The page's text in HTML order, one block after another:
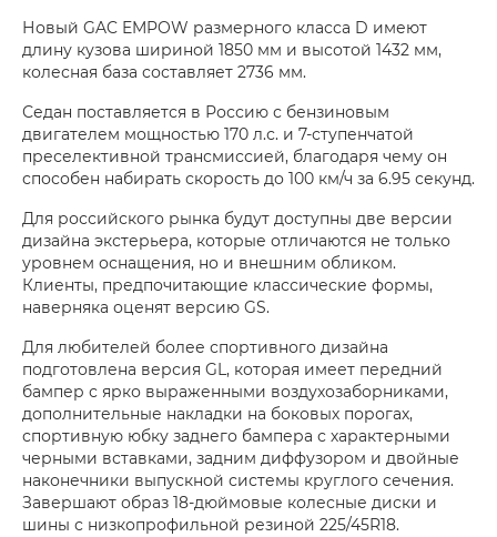
Новый GAC EMPOW размерного класса D имеют
длину кузова шириной 1850 мм и высотой 1432 мм,
колесная база составляет 2736 мм.
Седан поставляется в Россию с бензиновым
двигателем мощностью 170 л.с. и 7-ступенчатой
преселективной трансмиссией, благодаря чему он
способен набирать скорость до 100 км/ч за 6.95 секунд.
Для российского рынка будут доступны две версии
дизайна экстерьера, которые отличаются не только
уровнем оснащения, но и внешним обликом.
Клиенты, предпочитающие классические формы,
наверняка оценят версию GS.
Для любителей более спортивного дизайна
подготовлена версия GL, которая имеет передний
бампер с ярко выраженными воздухозаборниками,
дополнительные накладки на боковых порогах,
спортивную юбку заднего бампера с характерными
черными вставками, задним диффузором и двойные
наконечники выпускной системы круглого сечения.
Завершают образ 18-дюймовые колесные диски и
шины с низкопрофильной резиной 225/45R18.